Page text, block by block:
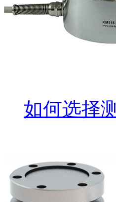
如何选择